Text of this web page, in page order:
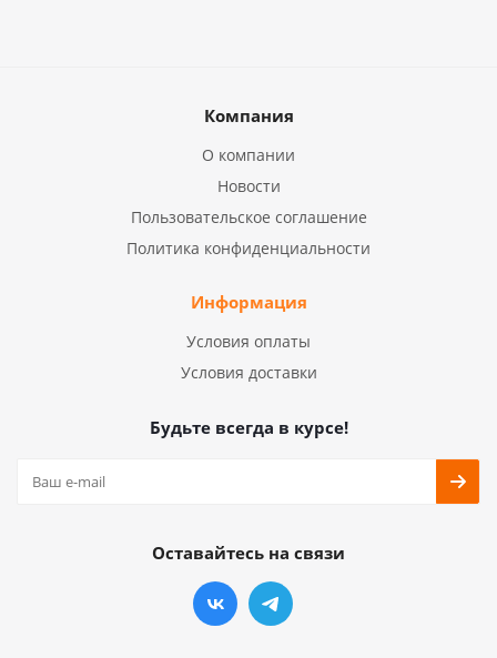
Компания
О компании
Новости
Пользовательское соглашение
Политика конфиденциальности
Информация
Условия оплаты
Условия доставки
Будьте всегда в курсе!
Оставайтесь на связи